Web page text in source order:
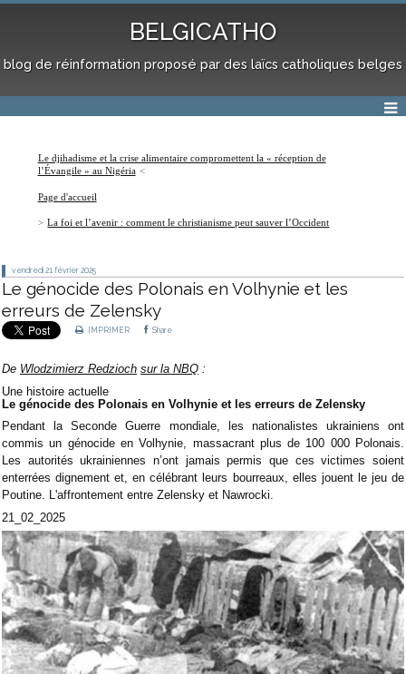
BELGICATHO
blog de réinformation proposé par des laïcs catholiques belges
Le djihadisme et la crise alimentaire compromettent la « réception de
l’Évangile » au Nigéria
Page d'accueil
La foi et l’avenir : comment le christianisme peut sauver l’Occident
vendredi 21 février 2025
Le génocide des Polonais en Volhynie et les
erreurs de Zelensky
IMPRIMER Share
De Wlodzimierz Redzioch sur la NBQ :
Une histoire actuelle
Le génocide des Polonais en Volhynie et les erreurs de Zelensky
Pendant la Seconde Guerre mondiale, les nationalistes ukrainiens ont
commis un génocide en Volhynie, massacrant plus de 100 000 Polonais.
Les autorités ukrainiennes n’ont jamais permis que ces victimes soient
enterrées dignement et, en célébrant leurs bourreaux, elles jouent le jeu de
Poutine. L'affrontement entre Zelensky et Nawrocki.
21_02_2025